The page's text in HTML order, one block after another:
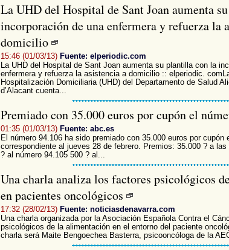
La UHD del Hospital de Sant Joan aumenta
incorporación de una enfermera y refuerza la
domicilio
15:46 (01/03/13) Fuente: elperiodic.com
La UHD del Hospital de Sant Joan aumenta su plantilla con la
enfermera y refuerza la asistencia a domicilio :: elperiodic.
Hospitalización Domiciliaria (UHD) del Departamento de Salud
d’Alacant cuenta...
Premiado con 35.000 euros por cupón el
01:35 (01/03/13) Fuente: abc.es
El número 94.106 ha sido premiado con 35.000 euros por cupón
correspondiente al jueves 28 de febrero. Premios: 35.000 ? a
? al número 94.105 500 ? al...
Una charla analiza los factores psicológicos
en pacientes oncológicos
17:32 (28/02/13) Fuente: noticiasdenavarra.com
Una charla organizada por la Asociación Española Contra el
psicológicos de la alimentación en el entorno del paciente
charla será Maite Bengoechea Basterra, psicooncóloga de la